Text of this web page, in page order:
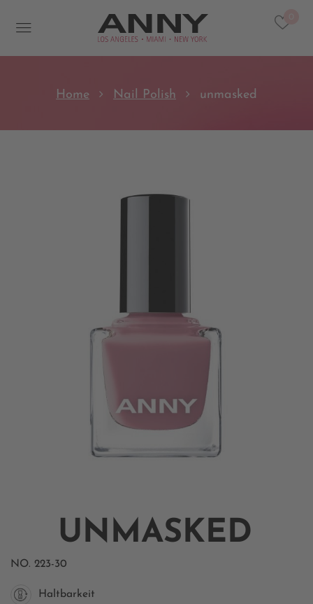
Home Nail Polish unmasked
UNMASKED
NO. 223-30
Haltbarkeit